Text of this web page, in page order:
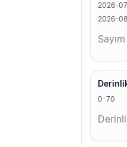
2026-07
2026-08
0-70